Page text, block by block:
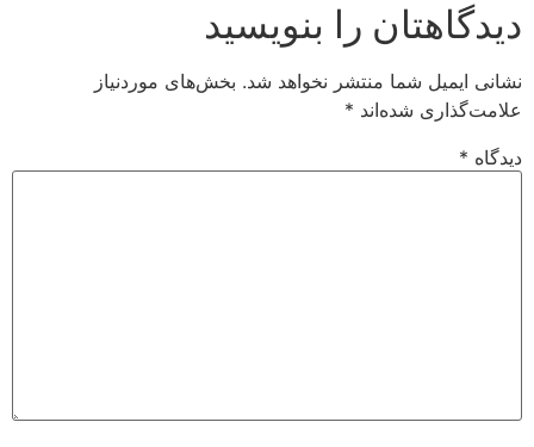
دیدگاهتان را بنویسید
نشانی ایمیل شما منتشر نخواهد شد. بخش‌های موردنیاز
علامت‌گذاری شده‌اند *
دیدگاه *